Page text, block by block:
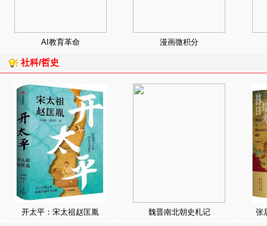
AI教育革命 漫画微积分
社科/哲史
开太平：宋太祖赵匡胤 魏晋南北朝史札记 张